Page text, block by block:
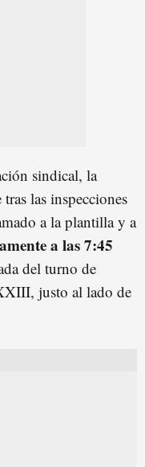
sindical, la
las inspecciones
a la plantilla y a
a las 7:45
del turno de
justo al lado de